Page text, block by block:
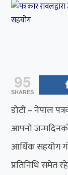
95
SHARES
डोटी – नेपाल
आफ्नो
आर्थिक सहयोग
प्रतिनिधि समेत